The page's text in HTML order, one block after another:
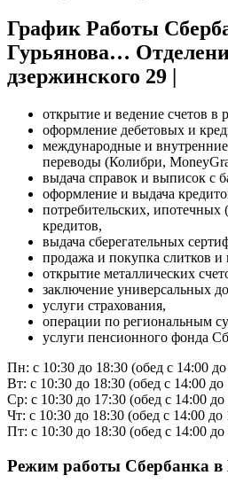
График Работы
Гурьянова…
дзержинского 29 |
открытие и ведение счетов в
оформление дебетовых и
международные и
переводы (Колибри,
выдача справок и выписок с
оформление и выдача
потребительских, ипотечных
кредитов,
выдача сберегательных
продажа и покупка слитков и
открытие металлических
заключение универсальных
услуги страхования,
операции по региональным
услуги пенсионного фонда
Пн: с 10:30 до 18:30 (обед с 14:00
Вт: с 10:30 до 18:30 (обед с 14:00 до
Ср: с 10:30 до 17:30 (обед с 14:00 до
Чт: с 10:30 до 18:30 (обед с 14:00 до
Пт: с 10:30 до 18:30 (обед с 14:00 до
Режим работы Сбербанка в